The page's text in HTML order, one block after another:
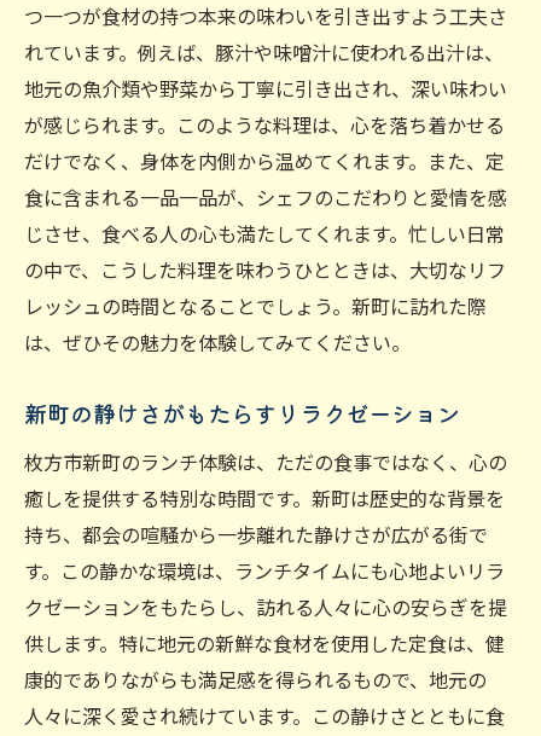
地元産食材を活かした創作料理
新鮮な海の幸を堪能できる一品
農家直送の野菜を使ったランチメニュー
こだわりの調理法で生まれる絶品料理
新町名物の特産品を使ったランチ
食材選びが決め手の人気店紹介
枚方市新町で味わう心に残るランチ体験の提案
特別な日に訪れたいおすすめ定食店
思い出に残るランチタイムの過ごし方
ランチ後の楽しみ方も充実
心に響く料理がもたらす感動
つ一つが食材の持つ本来の味わいを引き出すよう工夫さ
れています。例えば、豚汁や味噌汁に使われる出汁は、
地元の魚介類や野菜から丁寧に引き出され、深い味わい
が感じられます。このような料理は、心を落ち着かせる
だけでなく、身体を内側から温めてくれます。また、定
食に含まれる一品一品が、シェフのこだわりと愛情を感
じさせ、食べる人の心も満たしてくれます。忙しい日常
の中で、こうした料理を味わうひとときは、大切なリフ
レッシュの時間となることでしょう。新町に訪れた際
は、ぜひその魅力を体験してみてください。
新町の静けさがもたらすリラクゼーション
枚方市新町のランチ体験は、ただの食事ではなく、心の
癒しを提供する特別な時間です。新町は歴史的な背景を
持ち、都会の喧騒から一歩離れた静けさが広がる街で
す。この静かな環境は、ランチタイムにも心地よいリラ
クゼーションをもたらし、訪れる人々に心の安らぎを提
供します。特に地元の新鮮な食材を使用した定食は、健
康的でありながらも満足感を得られるもので、地元の
人々に深く愛され続けています。この静けさとともに食